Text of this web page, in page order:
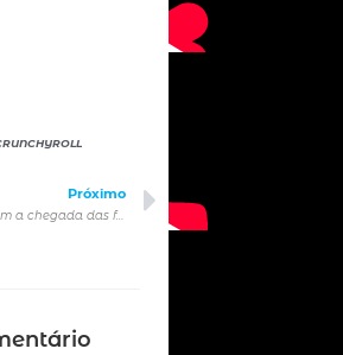
Próximo
Com a chegada das férias, parquinhos são opção de lazer para crianças, mas pais precisam atentar a fatores de segurança